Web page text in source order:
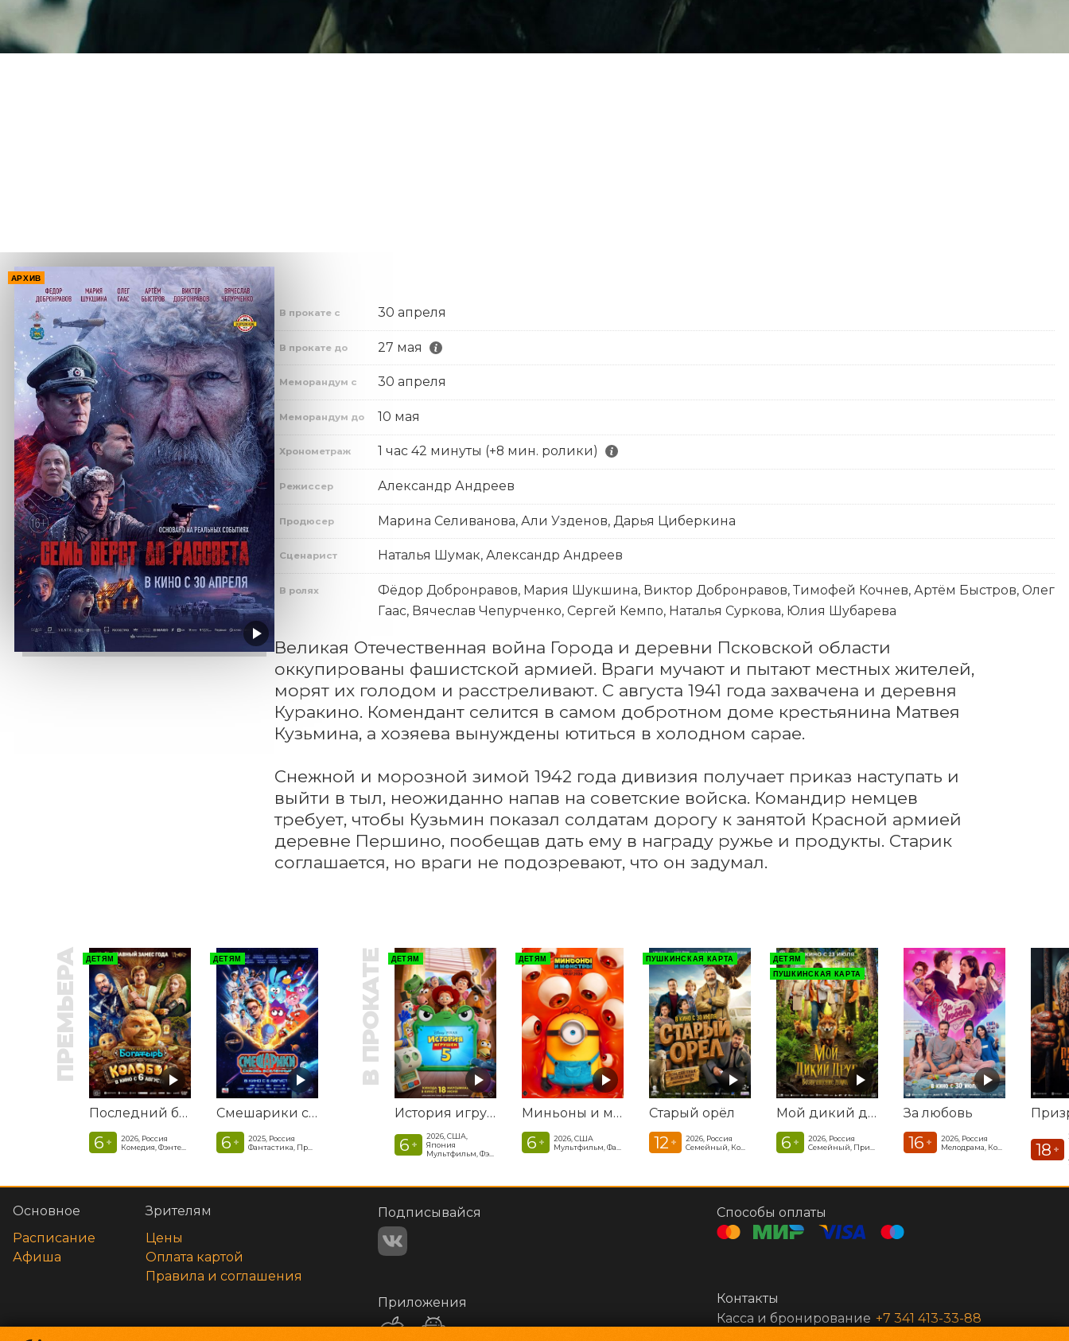
АРХИВ
В прокате с 30 апреля
В прокате до 27 мая
Меморандум с 30 апреля
Меморандум до 10 мая
Хронометраж 1 час 42 минуты (+8 мин. ролики)
Режиссер Александр Андреев
Продюсер Марина Селиванова, Али Узденов, Дарья Циберкина
Сценарист Наталья Шумак, Александр Андреев
В ролях
Фёдор Добронравов, Мария Шукшина, Виктор Добронравов, Тимофей Кочнев, Артём Быстров, Олег
Гаас, Вячеслав Чепурченко, Сергей Кемпо, Наталья Суркова, Юлия Шубарева
Великая Отечественная война Города и деревни Псковской области
оккупированы фашистской армией. Враги мучают и пытают местных жителей,
морят их голодом и расстреливают. С августа 1941 года захвачена и деревня
Куракино. Комендант селится в самом добротном доме крестьянина Матвея
Кузьмина, а хозяева вынуждены ютиться в холодном сарае.
Снежной и морозной зимой 1942 года дивизия получает приказ наступать и
выйти в тыл, неожиданно напав на советские войска. Командир немцев
требует, чтобы Кузьмин показал солдатам дорогу к занятой Красной армией
деревне Першино, пообещав дать ему в награду ружье и продукты. Старик
соглашается, но враги не подозревают, что он задумал.
ПРЕМЬЕРА ДЕТЯМ
Последний богатырь. Колобок
6 +
2026, Россия
ДЕТЯМ
Смешарики сквозь вселенные
6 +
2025, Россия
В ПРОКАТЕ ДЕТЯМ
История игрушек 5
6 +
2026, США,
Япония
Мультфильм, Фэнтези, Драма, Комедия, Приключения, Семейный
ДЕТЯМ
Миньоны и монстры
6 +
2026, США
ПУШКИНСКАЯ КАРТА
Старый орёл
12 +
2026, Россия
ДЕТЯМ
ПУШКИНСКАЯ КАРТА
Мой дикий друг. Возвращение домой
6 +
2026, Россия
За любовь
16 +
2026, Россия
18 +
Основное
Расписание
Афиша
Зрителям
Цены
Оплата картой
Правила и соглашения
Подписывайся
Приложения
Способы оплаты
Контакты
Касса и бронирование +7 341 413-33-88